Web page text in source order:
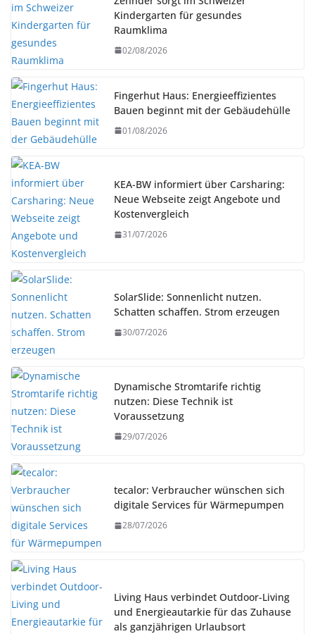
Kindergarten für gesundes
Raumklima
02/08/2026
Fingerhut Haus: Energieeffizientes
Bauen beginnt mit der Gebäudehülle
01/08/2026
KEA-BW informiert über Carsharing:
Neue Webseite zeigt Angebote und
Kostenvergleich
31/07/2026
SolarSlide: Sonnenlicht nutzen.
Schatten schaffen. Strom erzeugen
30/07/2026
Dynamische Stromtarife richtig
nutzen: Diese Technik ist
Voraussetzung
29/07/2026
tecalor: Verbraucher wünschen sich
digitale Services für Wärmepumpen
28/07/2026
Living Haus verbindet Outdoor-Living
und Energieautarkie für das Zuhause
als ganzjährigen Urlaubsort